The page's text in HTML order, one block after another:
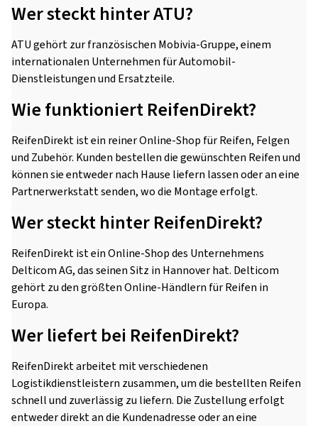
Wer steckt hinter ATU?
ATU gehört zur französischen Mobivia-Gruppe, einem
internationalen Unternehmen für Automobil-
Dienstleistungen und Ersatzteile.
Wie funktioniert ReifenDirekt?
ReifenDirekt ist ein reiner Online-Shop für Reifen, Felgen
und Zubehör. Kunden bestellen die gewünschten Reifen und
können sie entweder nach Hause liefern lassen oder an eine
Partnerwerkstatt senden, wo die Montage erfolgt.
Wer steckt hinter ReifenDirekt?
ReifenDirekt ist ein Online-Shop des Unternehmens
Delticom AG, das seinen Sitz in Hannover hat. Delticom
gehört zu den größten Online-Händlern für Reifen in
Europa.
Wer liefert bei ReifenDirekt?
ReifenDirekt arbeitet mit verschiedenen
Logistikdienstleistern zusammen, um die bestellten Reifen
schnell und zuverlässig zu liefern. Die Zustellung erfolgt
entweder direkt an die Kundenadresse oder an eine